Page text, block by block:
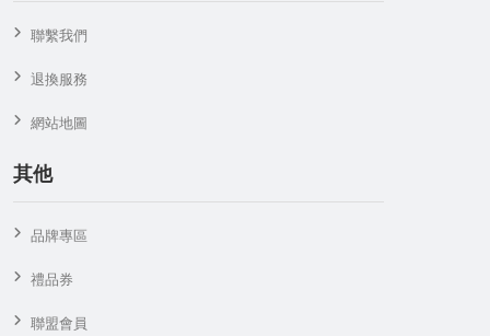
聯繫我們
退換服務
網站地圖
其他
品牌專區
禮品券
聯盟會員